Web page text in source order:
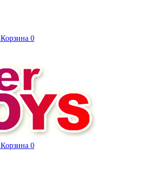
Корзина 0
Корзина 0